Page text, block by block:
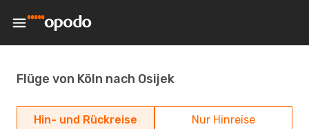
Flüge von Köln nach Osijek
Hin- und Rückreise Nur Hinreise